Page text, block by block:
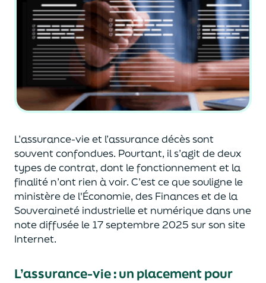
L’assurance-vie et l’assurance décès sont
souventconfondues. Pourtant, il s’agit de deux
types de contrat, dont le fonctionnement et la
finalité n’ont rien à voir. C’est ce que souligne le
ministère de l'Économie, des Financeset de la
Souveraineté industrielle et numériquedans une
note diffusée le 17 septembre 2025 sur son site
Internet.
L’assurance-vie : un placement pour